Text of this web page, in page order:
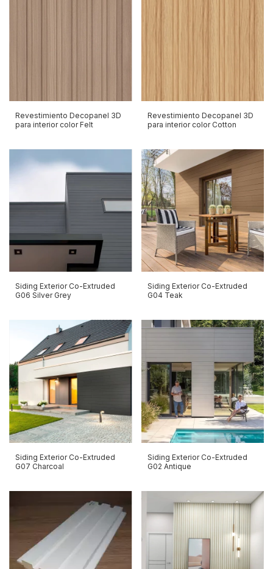
Revestimiento Decopanel 3D
para interior color Felt
Revestimiento Decopanel 3D
para interior color Cotton
Siding Exterior Co-Extruded
G06 Silver Grey
Siding Exterior Co-Extruded
G04 Teak
Siding Exterior Co-Extruded
G07 Charcoal
Siding Exterior Co-Extruded
G02 Antique